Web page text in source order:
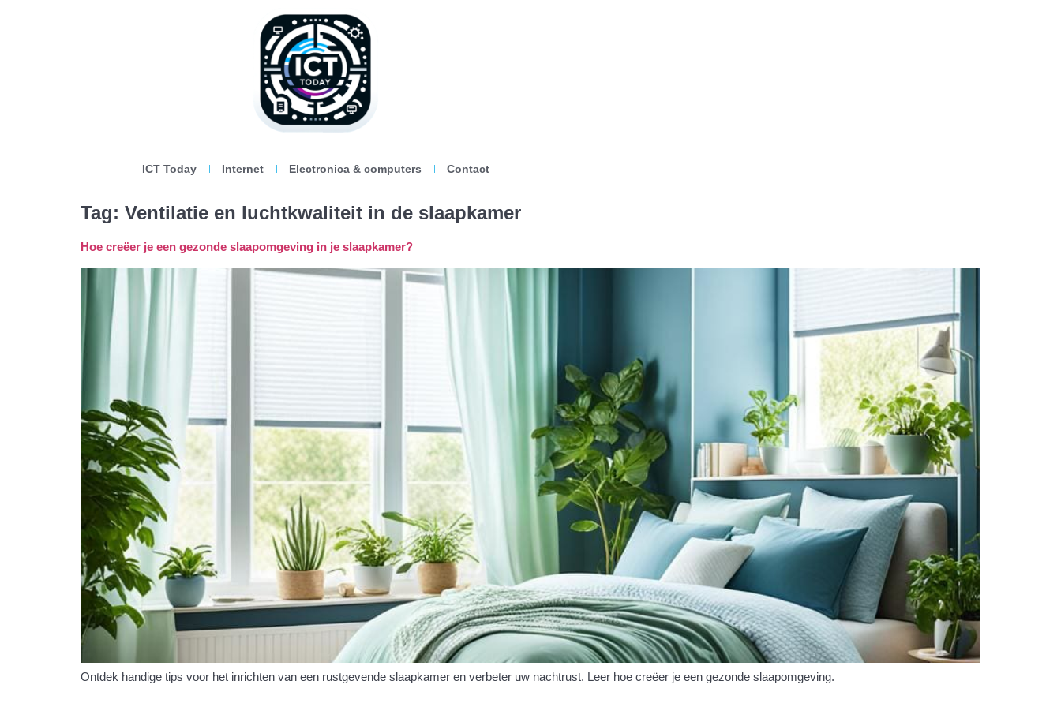
ICT Today Internet Electronica & computers Contact
Tag: Ventilatie en luchtkwaliteit in de slaapkamer
Hoe creëer je een gezonde slaapomgeving in je slaapkamer?
Ontdek handige tips voor het inrichten van een rustgevende slaapkamer en verbeter uw nachtrust. Leer hoe creëer je een gezonde slaapomgeving.